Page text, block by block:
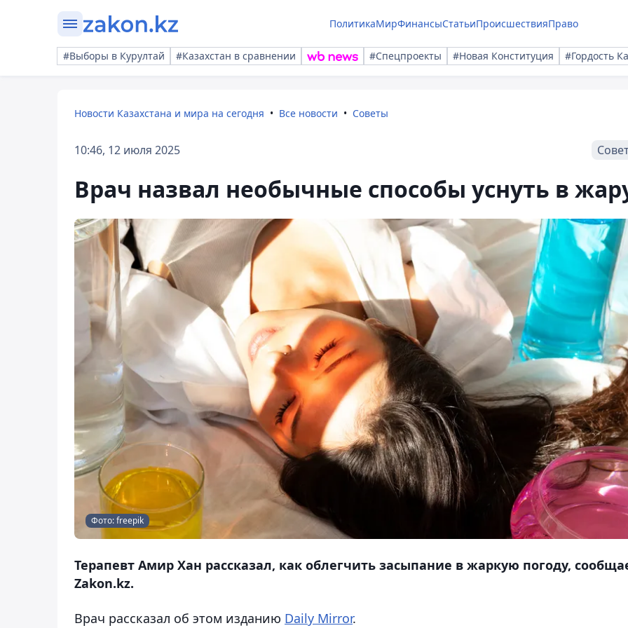
ПолитикаМирФинансыСтатьиПроисшествияПраво
#Выборы в Курултай #Казахстан в сравнении #Спецпроекты #Новая Конституция #Гордость
Новости Казахстана и мира на сегодня Все новости Советы
10:46, 12 июля 2025
Врач назвал необычные способы уснуть в
Фото: freepik
Терапевт Амир Хан рассказал, как облегчить засыпание в жаркую погоду,
Zakon.kz.
Врач рассказал об этом изданию Daily Mirror.